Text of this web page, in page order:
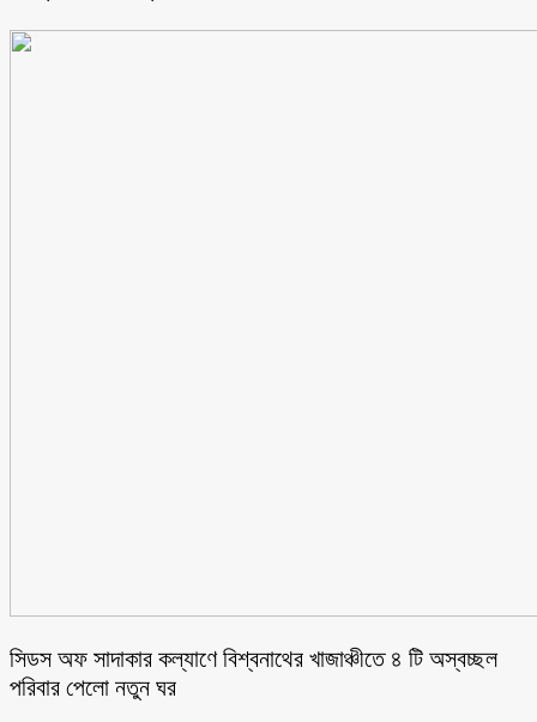
সিডস অফ সাদাকার কল্যাণে বিশ্বনাথের খাজাঞ্চীতে ৪ টি অস্বচ্ছল
পরিবার পেলো নতুন ঘর